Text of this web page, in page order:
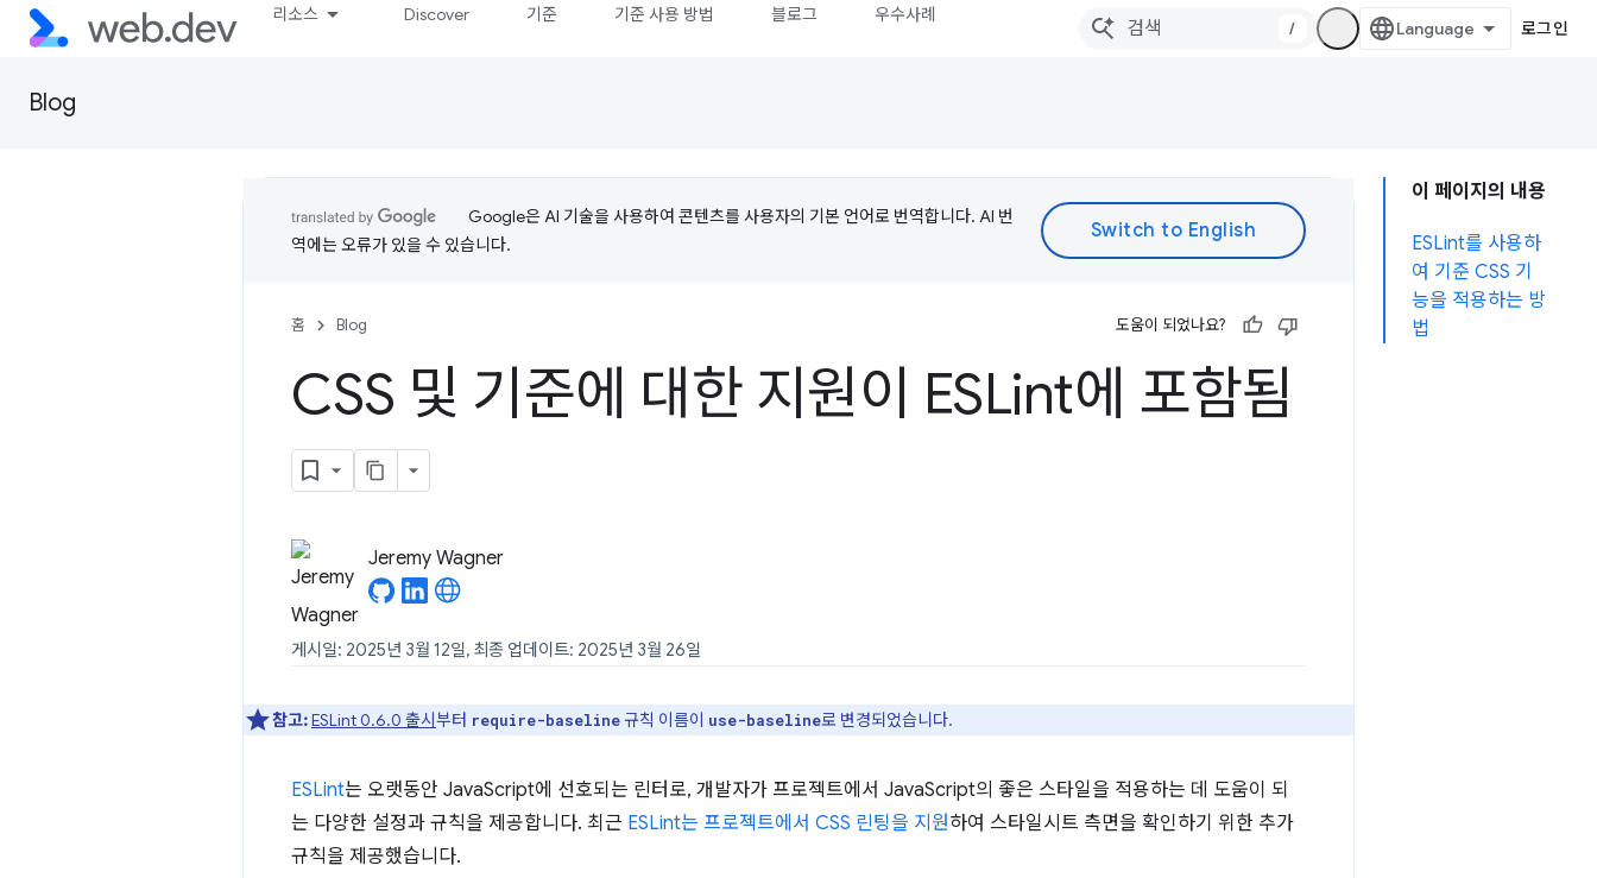
리소스 Discover 기준 기준 사용 방법 블로그 우수사례
/ 로그인
Blog
이 페이지의 내용
ESLint를 사용하
여 기준 CSS 기
능을 적용하는 방
법
Google은 AI 기술을 사용하여 콘텐츠를 사용자의 기본 언어로 번역합니다. AI 번
역에는 오류가 있을 수 있습니다.
홈 Blog 도움이 되었나요?
CSS 및 기준에 대한 지원이 ESLint에 포함됨
Jeremy Wagner
게시일: 2025년 3월 12일, 최종 업데이트: 2025년 3월 26일
참고:ESLint 0.6.0 출시부터 require-baseline 규칙 이름이 use-baseline로 변경되었습니다.
ESLint는 오랫동안 JavaScript에 선호되는 린터로, 개발자가 프로젝트에서 JavaScript의 좋은 스타일을 적용하는 데 도움이 되
는 다양한 설정과 규칙을 제공합니다. 최근 ESLint는 프로젝트에서 CSS 린팅을 지원하여 스타일시트 측면을 확인하기 위한 추가
규칙을 제공했습니다.